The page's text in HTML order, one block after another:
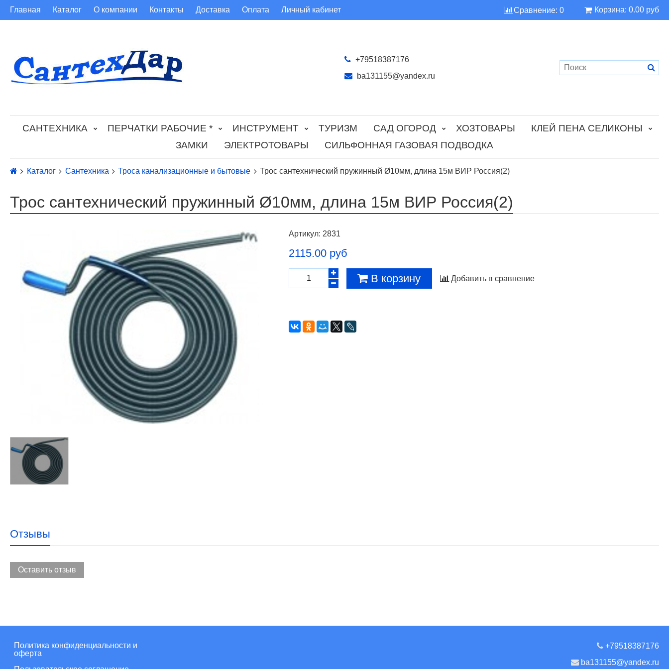
Главная Каталог О компании Контакты Доставка Оплата Личный кабинет Сравнение: 0 Корзина: 0.00 руб
+79518387176
ba131155@yandex.ru
САНТЕХНИКА ПЕРЧАТКИ РАБОЧИЕ * ИНСТРУМЕНТ ТУРИЗМ САД ОГОРОД ХОЗТОВАРЫ
КЛЕЙ ПЕНА СЕЛИКОНЫ
ЗАМКИ
ЭЛЕКТРОТОВАРЫ СИЛЬФОННАЯ ГАЗОВАЯ ПОДВОДКА
Каталог Сантехника Троса канализационные и бытовые Трос сантехнический пружинный Ø10мм, длина 15м ВИР Россия(2)
Трос сантехнический пружинный Ø10мм, длина 15м ВИР Россия(2)
Артикул: 2831
2115.00 руб
В корзину Добавить в сравнение
Отзывы
Оставить отзыв
Политика конфиденциальности и
оферта
+79518387176
ba131155@yandex.ru